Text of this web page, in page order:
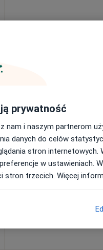
Umawianie
prywatność
nam i naszym partnerom
danych do celów
stron internetowych.
w ustawieniach.
stron trzecich. Więcej